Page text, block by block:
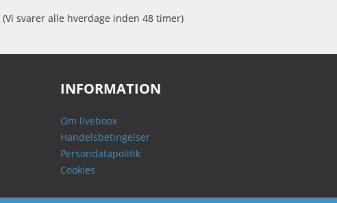
(Vi svarer alle hverdage inden 48 timer)
INFORMATION
Om liveboox
Handelsbetingelser
Persondatapolitik
Cookies